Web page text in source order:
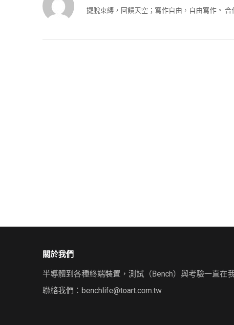
擺脫束縛，回饋天空；寫作自由，自由寫作。 合
關於我們
半導體到各種終端裝置，測試（Bench）與考驗一直在
聯絡我們： benchlife@toart.com.tw